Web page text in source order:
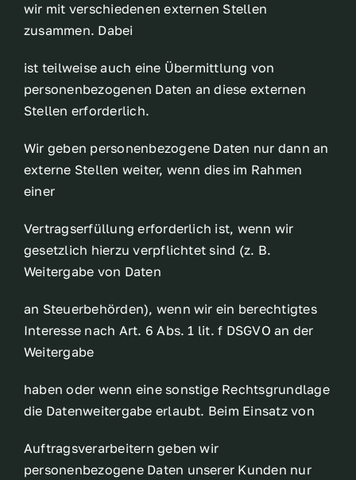
wir mit verschiedenen externen Stellen
zusammen. Dabei
ist teilweise auch eine Übermittlung von
personenbezogenen Daten an diese externen
Stellen erforderlich.
Wir geben personenbezogene Daten nur dann an
externe Stellen weiter, wenn dies im Rahmen
einer
Vertragserfüllung erforderlich ist, wenn wir
gesetzlich hierzu verpflichtet sind (z. B.
Weitergabe von Daten
an Steuerbehörden), wenn wir ein berechtigtes
Interesse nach Art. 6 Abs. 1 lit. f DSGVO an der
Weitergabe
haben oder wenn eine sonstige Rechtsgrundlage
die Datenweitergabe erlaubt. Beim Einsatz von
Auftragsverarbeitern geben wir
personenbezogene Daten unserer Kunden nur